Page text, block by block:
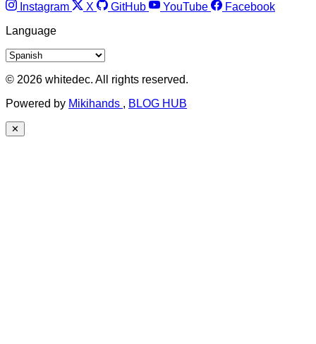
Instagram X GitHub YouTube
Facebook
Language
© 2026 whitedec. All rights reserved.
Powered by Mikihands , BLOG HUB
✕